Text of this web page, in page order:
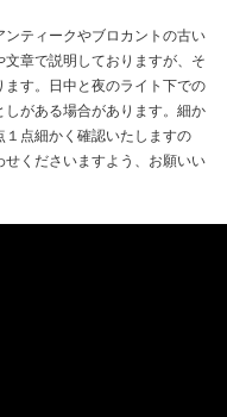
ティークやブロカントの古い
章で説明しておりますが、そ
す。日中と夜のライト下での
がある場合があります。細か
点細かく確認いたしますの
くださいますよう、お願いい